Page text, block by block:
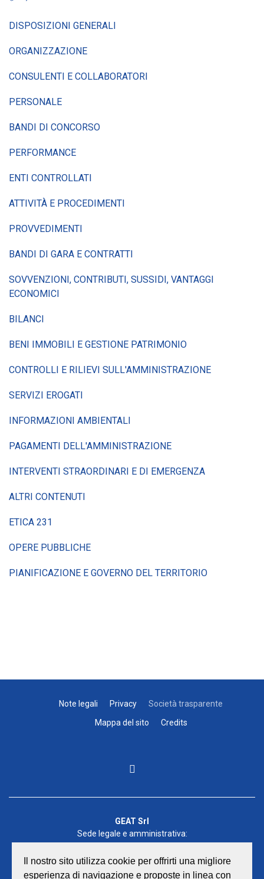
DISPOSIZIONI GENERALI
ORGANIZZAZIONE
CONSULENTI E COLLABORATORI
PERSONALE
BANDI DI CONCORSO
PERFORMANCE
ENTI CONTROLLATI
ATTIVITÀ E PROCEDIMENTI
PROVVEDIMENTI
BANDI DI GARA E CONTRATTI
SOVVENZIONI, CONTRIBUTI, SUSSIDI, VANTAGGI
ECONOMICI
BILANCI
BENI IMMOBILI E GESTIONE PATRIMONIO
CONTROLLI E RILIEVI SULL'AMMINISTRAZIONE
SERVIZI EROGATI
INFORMAZIONI AMBIENTALI
PAGAMENTI DELL'AMMINISTRAZIONE
INTERVENTI STRAORDINARI E DI EMERGENZA
ALTRI CONTENUTI
ETICA 231
OPERE PUBBLICHE
PIANIFICAZIONE E GOVERNO DEL TERRITORIO
Note legali Privacy
Società trasparente
Mappa del sito
Credits
GEAT Srl
Sede legale e amministrativa:
P.iva/Reg. Imp. Rimini n. 02418910408
Capitale sociale euro 12.233.943,00 I.V.
Il nostro sito utilizza cookie per offrirti una migliore
esperienza di navigazione e proposte in linea con